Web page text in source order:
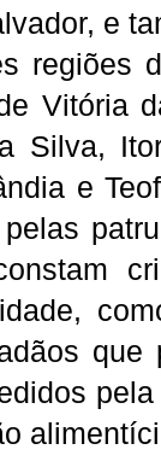
e
regiões
Vitória
Silva,
e
que